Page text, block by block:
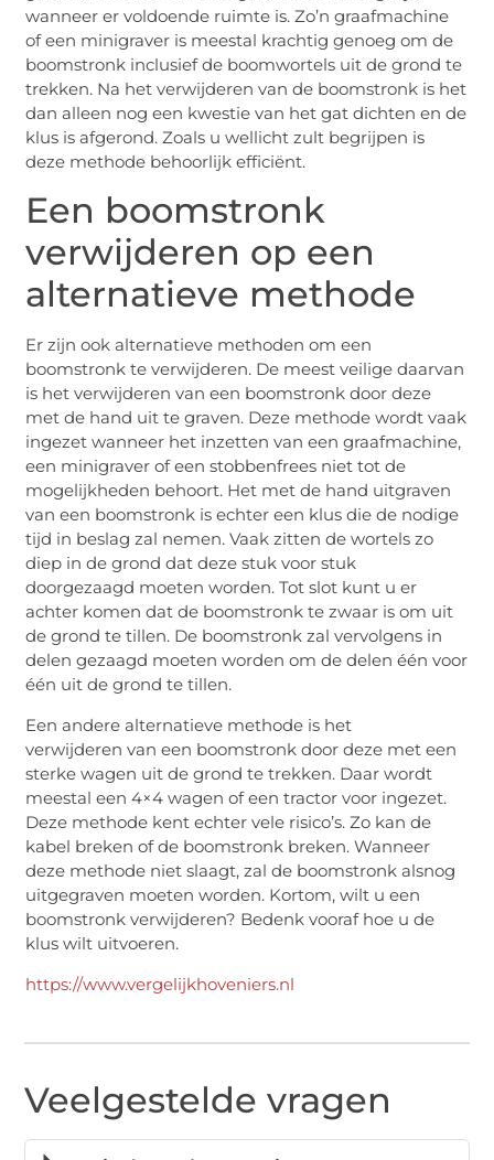
wanneer er voldoende ruimte is. Zo’n graafmachine
of een minigraver is meestal krachtig genoeg om de
boomstronk inclusief de boomwortels uit de grond te
trekken. Na het verwijderen van de boomstronk is het
dan alleen nog een kwestie van het gat dichten en de
klus is afgerond. Zoals u wellicht zult begrijpen is
deze methode behoorlijk efficiënt.
Een boomstronk
verwijderen op een
alternatieve methode
Er zijn ook alternatieve methoden om een
boomstronk te verwijderen. De meest veilige daarvan
is het verwijderen van een boomstronk door deze
met de hand uit te graven. Deze methode wordt vaak
ingezet wanneer het inzetten van een graafmachine,
een minigraver of een stobbenfrees niet tot de
mogelijkheden behoort. Het met de hand uitgraven
van een boomstronk is echter een klus die de nodige
tijd in beslag zal nemen. Vaak zitten de wortels zo
diep in de grond dat deze stuk voor stuk
doorgezaagd moeten worden. Tot slot kunt u er
achter komen dat de boomstronk te zwaar is om uit
de grond te tillen. De boomstronk zal vervolgens in
delen gezaagd moeten worden om de delen één voor
één uit de grond te tillen.
Een andere alternatieve methode is het
verwijderen van een boomstronk door deze met een
sterke wagen uit de grond te trekken. Daar wordt
meestal een 4×4 wagen of een tractor voor ingezet.
Deze methode kent echter vele risico’s. Zo kan de
kabel breken of de boomstronk breken. Wanneer
deze methode niet slaagt, zal de boomstronk alsnog
uitgegraven moeten worden. Kortom, wilt u een
boomstronk verwijderen? Bedenk vooraf hoe u de
klus wilt uitvoeren.
https://www.vergelijkhoveniers.nl
Veelgestelde vragen